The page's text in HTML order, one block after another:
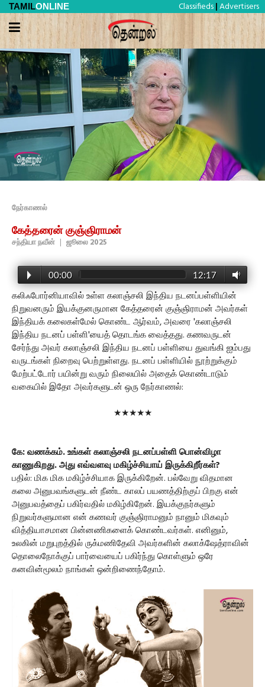
TAMILONLINE Classifieds | Advertisers
நேர்காணல்
கேத்தரைன் குஞ்ஞிராமன்
சந்தியா நவீன் | ஜூலை 2025
00:00 12:17
கலிஃபோர்னியாவில் உள்ள கலாஞ்சலி இந்திய நடனப்பள்ளியின்
நிறுவனரும் இயக்குனருமான கேத்தரைன் குஞ்ஞிராமன் அவர்கள்
இந்தியக் கலைகள்மேல் கொண்ட ஆர்வம், அவரை 'கலாஞ்சலி
இந்திய நடனப் பள்ளி'யைத் தொடங்க வைத்தது. கணவருடன்
சேர்ந்து அவர் கலாஞ்சலி இந்திய நடனப் பள்ளியை துவங்கி ஐம்பது
வருடங்கள் நிறைவு பெற்றுள்ளது. நடனப் பள்ளியில் நூற்றுக்கும்
மேற்பட்டோர் பயின்று வரும் நிலையில் அதைக் கொண்டாடும்
வகையில் இதோ அவர்களுடன் ஒரு நேர்காணல்:
★★★★★
கே: வணக்கம். உங்கள் கலாஞ்சலி நடனப்பள்ளி பொன்விழா
காணுகிறது. அது எவ்வளவு மகிழ்ச்சியாய் இருக்கிறீர்கள்?
பதில்: மிக மிக மகிழ்ச்சியாக இருக்கிறேன். பல்வேறு விதமான
கலை அனுபவங்களுடன் நீண்ட காலப் பயணத்திற்குப் பிறகு என்
அனுபவத்தைப் பகிர்வதில் மகிழ்கிறேன். இயக்குநர்களும்
நிறுவர்களுமான என் கணவர் குஞ்ஞிராமனும் நானும் மிகவும்
வித்தியாசமான பின்னணிகளைக் கொண்டவர்கள். எனினும்,
உலகின் மறுபுறத்தில் ருக்மணிதேவி அவர்களின் கலாக்ஷேத்ராவின்
தொலைநோக்குப் பார்வையைப் பகிர்ந்து கொள்ளும் ஒரே
கனவின்மூலம் நாங்கள் ஒன்றிணைந்தோம்.